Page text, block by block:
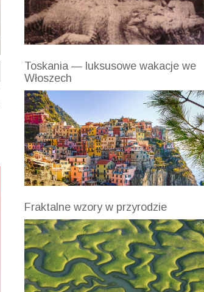
Toskania — luksusowe wakacje we
Włoszech
Fraktalne wzory w przyrodzie